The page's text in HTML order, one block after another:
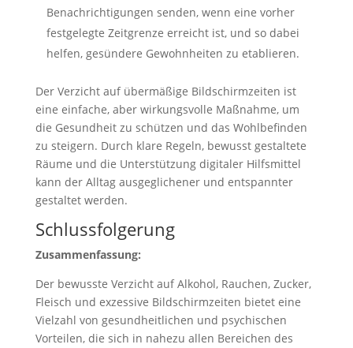
Benachrichtigungen senden, wenn eine vorher
festgelegte Zeitgrenze erreicht ist, und so dabei
helfen, gesündere Gewohnheiten zu etablieren.
Der Verzicht auf übermäßige Bildschirmzeiten ist
eine einfache, aber wirkungsvolle Maßnahme, um
die Gesundheit zu schützen und das Wohlbefinden
zu steigern. Durch klare Regeln, bewusst gestaltete
Räume und die Unterstützung digitaler Hilfsmittel
kann der Alltag ausgeglichener und entspannter
gestaltet werden.
Schlussfolgerung
Zusammenfassung:
Der bewusste Verzicht auf Alkohol, Rauchen, Zucker,
Fleisch und exzessive Bildschirmzeiten bietet eine
Vielzahl von gesundheitlichen und psychischen
Vorteilen, die sich in nahezu allen Bereichen des